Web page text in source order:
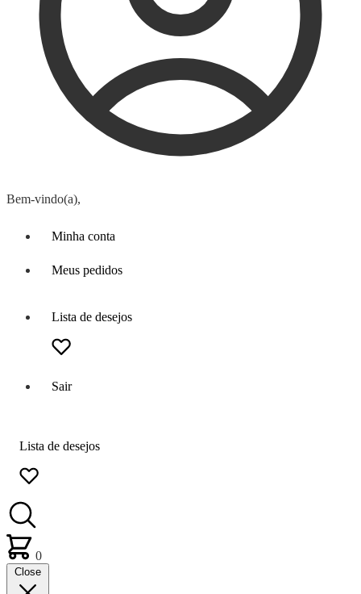
Bem-vindo(a),
Minha conta
Meus pedidos
Lista de desejos
Sair
Lista de desejos
0
Close